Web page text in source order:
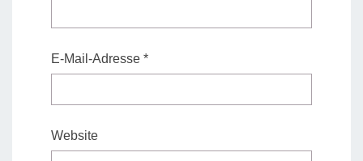
E-Mail-Adresse *
Website